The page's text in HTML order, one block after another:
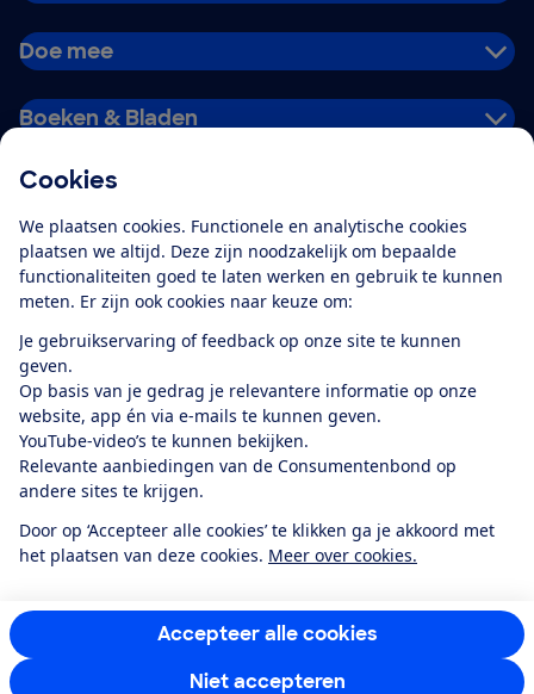
Cookies
We plaatsen cookies. Functionele en analytische cookies
plaatsen we altijd. Deze zijn noodzakelijk om bepaalde
functionaliteiten goed te laten werken en gebruik te kunnen
meten. Er zijn ook cookies naar keuze om:
Je gebruikservaring of feedback op onze site te kunnen
geven.
Op basis van je gedrag je relevantere informatie op onze
website, app én via e-mails te kunnen geven.
YouTube-video’s te kunnen bekijken.
Relevante aanbiedingen van de Consumentenbond op
andere sites te krijgen.
Door op ‘Accepteer alle cookies’ te klikken ga je akkoord met
het plaatsen van deze cookies. Meer over cookies.
Accepteer alle cookies
Niet accepteren
Doe mee
Boeken & Bladen
Alles over de
app
Algemene Voorwaarden
Privacyverklaring
Cookiebeleid
Privacyvoorkeuren
Toegankelijkheid
RSS-feed nieuws
Facebook
TwitterInstagram
YoutubeLinkedIn
12.901consumentenbeoordelen de Consumentenbondmet gemiddeld